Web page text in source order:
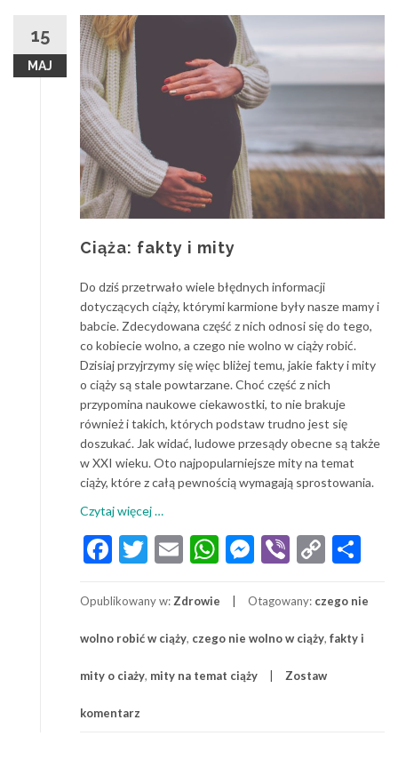
15
MAJ
Ciąża: fakty i mity
Do dziś przetrwało wiele błędnych informacji
dotyczących ciąży, którymi karmione były nasze mamy i
babcie. Zdecydowana część z nich odnosi się do tego,
co kobiecie wolno, a czego nie wolno w ciąży robić.
Dzisiaj przyjrzymy się więc bliżej temu, jakie fakty i mity
o ciąży są stale powtarzane. Choć część z nich
przypomina naukowe ciekawostki, to nie brakuje
również i takich, których podstaw trudno jest się
doszukać. Jak widać, ludowe przesądy obecne są także
w XXI wieku. Oto najpopularniejsze mity na temat
ciąży, które z całą pewnością wymagają sprostowania.
Czytaj więcej
fakty
i
…
Facebook
Twitter
EmailWhatsApp
Messenger
Viber
Copy
Opublikowany w: Zdrowie Otagowany: czego nie
wolno robić w ciąży, czego nie wolno w ciąży, fakty i
mity o ciaży, mity na temat ciąży Zostaw
komentarz